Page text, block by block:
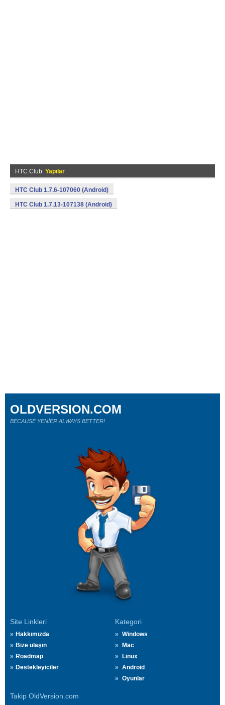
HTC Club Yapılar
HTC Club 1.7.6-107060 (Android)
HTC Club 1.7.13-107138 (Android)
Site Linkleri
Hakkımızda
Bize ulaşın
Roadmap
Destekleyiciler
Kategori
Windows
Mac
Linux
Android
Oyunlar
Takip OldVersion.com
OLDVERSION.COM
BECAUSE YENİER ALWAYS BETTER!